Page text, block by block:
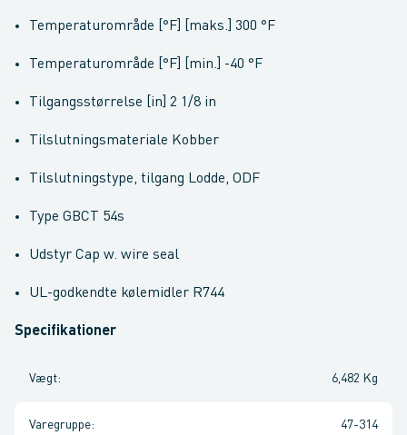
Temperaturområde [°F] [maks.] 300 °F
Temperaturområde [°F] [min.] -40 °F
Tilgangsstørrelse [in] 2 1/8 in
Tilslutningsmateriale Kobber
Tilslutningstype, tilgang Lodde, ODF
Type GBCT 54s
Udstyr Cap w. wire seal
UL-godkendte kølemidler R744
Specifikationer
Vægt: 6,482 Kg
Varegruppe: 47-314